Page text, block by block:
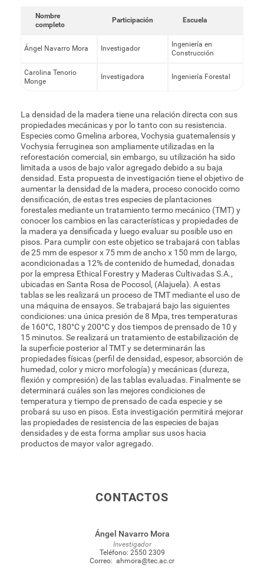
Nombre
completo
Participación Escuela
Ángel Navarro Mora Investigador
Ingeniería en
Construcción
Carolina Tenorio
Monge
Investigadora Ingeniería Forestal
La densidad de la madera tiene una relación directa con sus
propiedades mecánicas y por lo tanto con su resistencia.
Especies como Gmelina arborea, Vochysia guatemalensis y
Vochysia ferruginea son ampliamente utilizadas en la
reforestación comercial, sin embargo, su utilización ha sido
limitada a usos de bajo valor agregado debido a su baja
densidad. Esta propuesta de investigación tiene el objetivo de
aumentar la densidad de la madera, proceso conocido como
densificación, de estas tres especies de plantaciones
forestales mediante un tratamiento termo mecánico (TMT) y
conocer los cambios en las características y propiedades de
la madera ya densificada y luego evaluar su posible uso en
pisos. Para cumplir con este objetico se trabajará con tablas
de 25 mm de espesor x 75 mm de ancho x 150 mm de largo,
acondicionadas a 12% de contenido de humedad, donadas
por la empresa Ethical Forestry y Maderas Cultivadas S.A.,
ubicadas en Santa Rosa de Pocosol, (Alajuela). A estas
tablas se les realizará un proceso de TMT mediante el uso de
una máquina de ensayos. Se trabajará bajo las siguientes
condiciones: una única presión de 8 Mpa, tres temperaturas
de 160°C, 180°C y 200°C y dos tiempos de prensado de 10 y
15 minutos. Se realizará un tratamiento de estabilización de
la superficie posterior al TMT y se determinarán las
propiedades físicas (perfil de densidad, espesor, absorción de
humedad, color y micro morfología) y mecánicas (dureza,
flexión y compresión) de las tablas evaluadas. Finalmente se
determinará cuáles son las mejores condiciones de
temperatura y tiempo de prensado de cada especie y se
probará su uso en pisos. Esta investigación permitirá mejorar
las propiedades de resistencia de las especies de bajas
densidades y de esta forma ampliar sus usos hacia
productos de mayor valor agregado.
CONTACTOS
Ángel Navarro Mora
Investigador
Teléfono: 2550 2309
Correo: ahmora@tec.ac.cr